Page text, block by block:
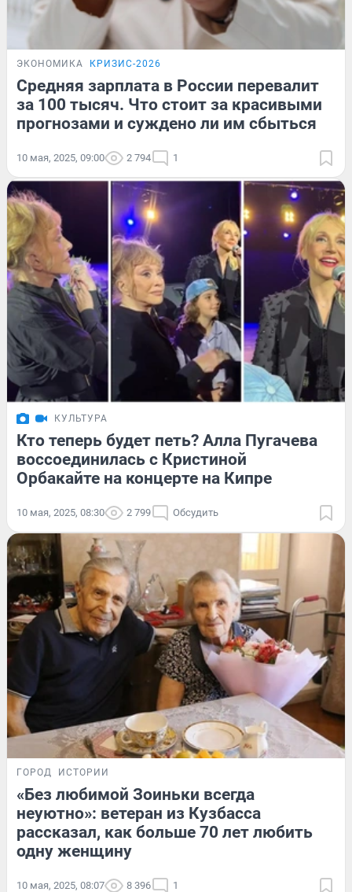
ЭКОНОМИКА КРИЗИС-2026
Средняя зарплата в России перевалит
за 100 тысяч. Что стоит за красивыми
прогнозами и суждено ли им сбыться
10 мая, 2025, 09:00 2 794 1
КУЛЬТУРА
Кто теперь будет петь? Алла Пугачева
воссоединилась с Кристиной
Орбакайте на концерте на Кипре
10 мая, 2025, 08:30 2 799 Обсудить
ГОРОД ИСТОРИИ
«Без любимой Зоиньки всегда
неуютно»: ветеран из Кузбасса
рассказал, как больше 70 лет любить
одну женщину
10 мая, 2025, 08:07 8 396 1